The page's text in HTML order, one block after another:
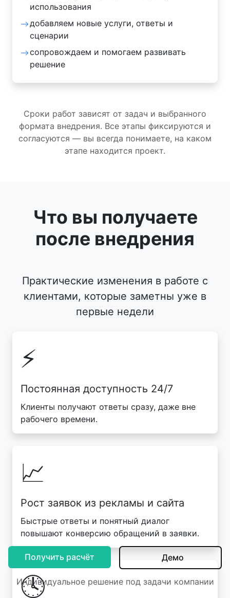
использования
добавляем новые услуги, ответы и
сценарии
сопровождаем и помогаем развивать
решение
Сроки работ зависят от задач и выбранного
формата внедрения. Все этапы фиксируются и
согласуются — вы всегда понимаете, на каком
этапе находится проект.
Что вы получаете
после внедрения
Практические изменения в работе с
клиентами, которые заметны уже в
первые недели
⚡
Постоянная доступность 24/7
Клиенты получают ответы сразу, даже вне
рабочего времени.
📈
Рост заявок из рекламы и сайта
Быстрые ответы и понятный диалог
повышают конверсию обращений в заявки.
🕓
Получить расчёт Демо
Индивидуальное решение под задачи компании